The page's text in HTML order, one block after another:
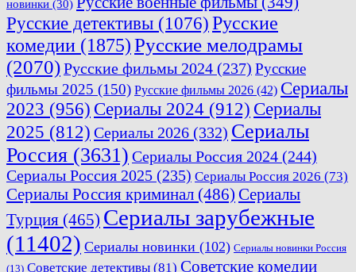
новинки (30)
Русские детективы (1076)Русские
комедии (1875)Русские мелодрамы
(2070)Русские фильмы 2024 (237) Русские
фильмы 2025 (150) Русские фильмы 2026 (42) Сериалы
2023 (956) Сериалы 2024 (912) Сериалы
2025 (812) Сериалы 2026 (332) Сериалы
Россия (3631) Сериалы Россия 2024 (244)
Сериалы Россия 2025 (235) Сериалы Россия 2026 (73)
Сериалы Россия криминал (486) Сериалы
Турция (465) Сериалы зарубежные
(11402) Сериалы новинки (102) Сериалы новинки Россия
(13) Советские детективы (81) Советские комедии